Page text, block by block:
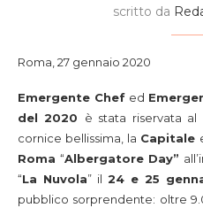
scritto da
Roma, 27 gennaio 2020
Emergente Chef ed
del 2020 è stata riservata al
cornice bellissima, la Capitale
Roma “Albergatore Day”
“La Nuvola” il 24 e 25
pubblico sorprendente: oltre